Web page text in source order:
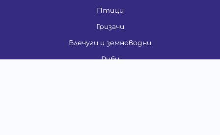
Птици
Гризачи
Влечуги и земноводни
Риби